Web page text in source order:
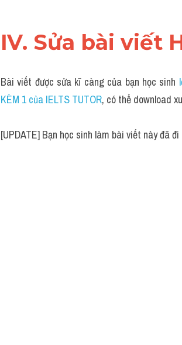
IV. Sửa bài viết
Bài viết được sửa kĩ càng của bạn học sinh
KÈM 1 của IELTS TUTOR, có thể download
[UPDATE] Bạn học sinh làm bài viết này đã